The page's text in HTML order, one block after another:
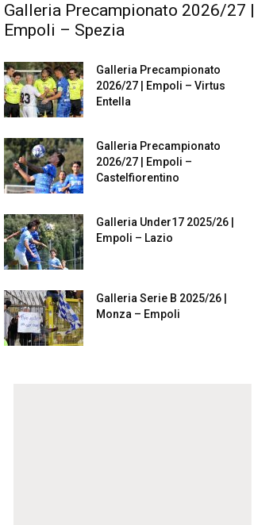
Galleria Precampionato 2026/27 |
Empoli – Spezia
Galleria Precampionato
2026/27 | Empoli – Virtus
Entella
Galleria Precampionato
2026/27 | Empoli –
Castelfiorentino
Galleria Under17 2025/26 |
Empoli – Lazio
Galleria Serie B 2025/26 |
Monza – Empoli